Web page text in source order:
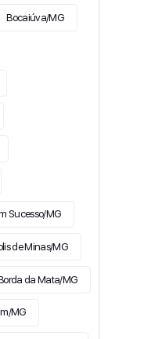
Bocaiúva/MG
Sucesso/MG
de Minas/MG
da Mata/MG
MG